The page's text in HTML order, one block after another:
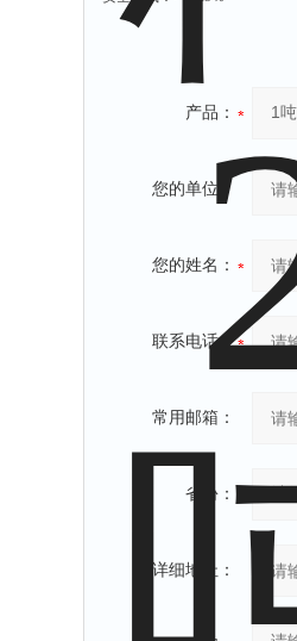
产品：
您的单位：
您的姓名：
联系电话：
常用邮箱：
省份：
详细地址：